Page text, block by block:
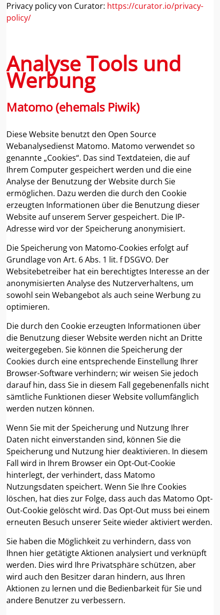
Privacy policy von Curator: https://curator.io/privacy-
policy/
Analyse Tools und
Werbung
Matomo (ehemals Piwik)
Diese Website benutzt den Open Source
Webanalysedienst Matomo. Matomo verwendet so
genannte „Cookies“. Das sind Textdateien, die auf
Ihrem Computer gespeichert werden und die eine
Analyse der Benutzung der Website durch Sie
ermöglichen. Dazu werden die durch den Cookie
erzeugten Informationen über die Benutzung dieser
Website auf unserem Server gespeichert. Die IP-
Adresse wird vor der Speicherung anonymisiert.
Die Speicherung von Matomo-Cookies erfolgt auf
Grundlage von Art. 6 Abs. 1 lit. f DSGVO. Der
Websitebetreiber hat ein berechtigtes Interesse an der
anonymisierten Analyse des Nutzerverhaltens, um
sowohl sein Webangebot als auch seine Werbung zu
optimieren.
Die durch den Cookie erzeugten Informationen über
die Benutzung dieser Website werden nicht an Dritte
weitergegeben. Sie können die Speicherung der
Cookies durch eine entsprechende Einstellung Ihrer
Browser-Software verhindern; wir weisen Sie jedoch
darauf hin, dass Sie in diesem Fall gegebenenfalls nicht
sämtliche Funktionen dieser Website vollumfänglich
werden nutzen können.
Wenn Sie mit der Speicherung und Nutzung Ihrer
Daten nicht einverstanden sind, können Sie die
Speicherung und Nutzung hier deaktivieren. In diesem
Fall wird in Ihrem Browser ein Opt-Out-Cookie
hinterlegt, der verhindert, dass Matomo
Nutzungsdaten speichert. Wenn Sie Ihre Cookies
löschen, hat dies zur Folge, dass auch das Matomo Opt-
Out-Cookie gelöscht wird. Das Opt-Out muss bei einem
erneuten Besuch unserer Seite wieder aktiviert werden.
Sie haben die Möglichkeit zu verhindern, dass von
Ihnen hier getätigte Aktionen analysiert und verknüpft
werden. Dies wird Ihre Privatsphäre schützen, aber
wird auch den Besitzer daran hindern, aus Ihren
Aktionen zu lernen und die Bedienbarkeit für Sie und
andere Benutzer zu verbessern.